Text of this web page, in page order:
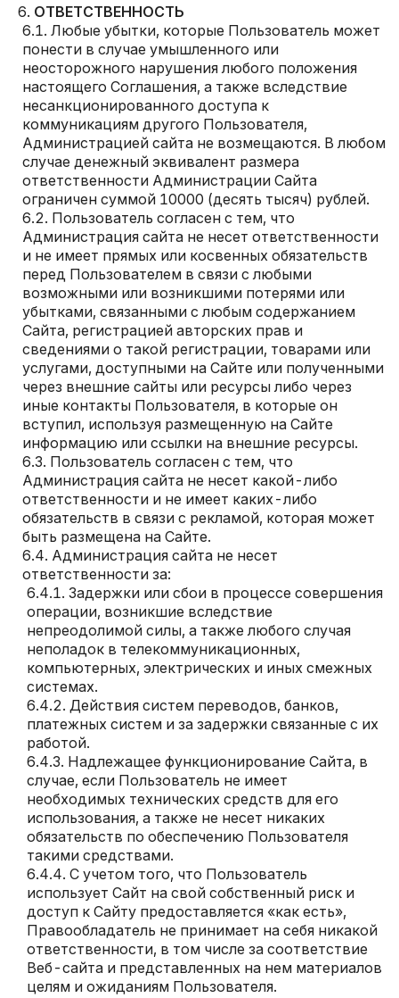
ОТВЕТСТВЕННОСТЬ
Любые убытки, которые Пользователь может
понести в случае умышленного или
неосторожного нарушения любого положения
настоящего Соглашения, а также вследствие
несанкционированного доступа к
коммуникациям другого Пользователя,
Администрацией сайта не возмещаются. В любом
случае денежный эквивалент размера
ответственности Администрации Сайта
ограничен суммой 10000 (десять тысяч) рублей.
Пользователь согласен с тем, что
Администрация сайта не несет ответственности
и не имеет прямых или косвенных обязательств
перед Пользователем в связи с любыми
возможными или возникшими потерями или
убытками, связанными с любым содержанием
Сайта, регистрацией авторских прав и
сведениями о такой регистрации, товарами или
услугами, доступными на Сайте или полученными
через внешние сайты или ресурсы либо через
иные контакты Пользователя, в которые он
вступил, используя размещенную на Сайте
информацию или ссылки на внешние ресурсы.
Пользователь согласен с тем, что
Администрация сайта не несет какой-либо
ответственности и не имеет каких-либо
обязательств в связи с рекламой, которая может
быть размещена на Сайте.
Администрация сайта не несет
ответственности за:
Задержки или сбои в процессе совершения
операции, возникшие вследствие
непреодолимой силы, а также любого случая
неполадок в телекоммуникационных,
компьютерных, электрических и иных смежных
системах.
Действия систем переводов, банков,
платежных систем и за задержки связанные с их
работой.
Надлежащее функционирование Сайта, в
случае, если Пользователь не имеет
необходимых технических средств для его
использования, а также не несет никаких
обязательств по обеспечению Пользователя
такими средствами.
С учетом того, что Пользователь
использует Сайт на свой собственный риск и
доступ к Сайту предоставляется «как есть»,
Правообладатель не принимает на себя никакой
ответственности, в том числе за соответствие
Веб-сайта и представленных на нем материалов
целям и ожиданиям Пользователя.